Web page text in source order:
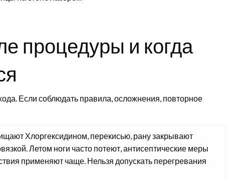
процедуры и когда
Если соблюдать правила, осложнения, повторное
Хлоргексидином, перекисью, рану закрывают
Летом ноги часто потеют, антисептические меры
применяют чаще. Нельзя допускать перегревания